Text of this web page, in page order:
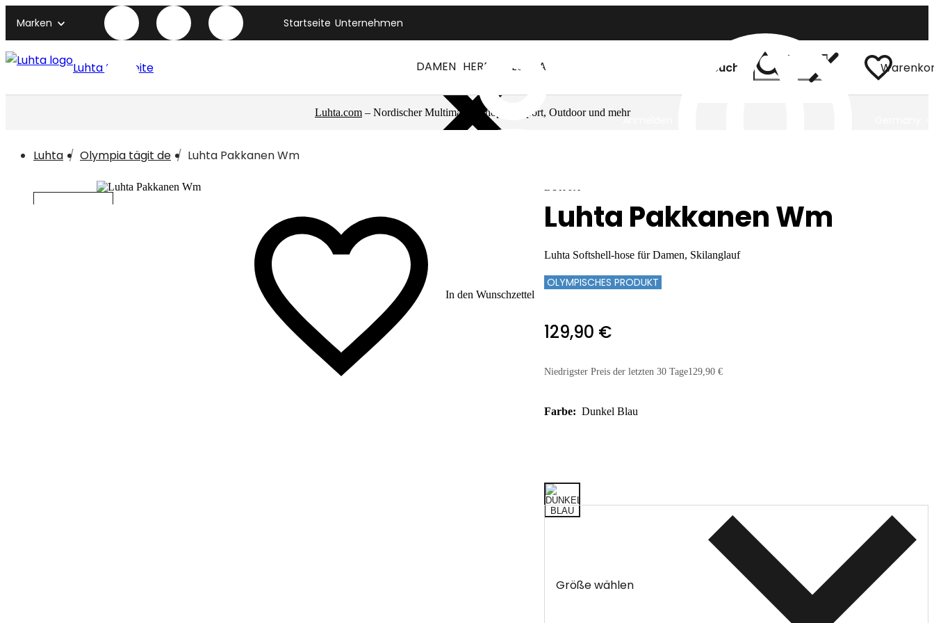
Marken Startseite Unternehmen
Anmelden
Luhta titelseite DAMEN HERREN LUHTA Suchen
Luhta.com – Nordischer Multimarkenshop für Sport, Outdoor und mehr
Luhta Olympia tägit de Luhta Pakkanen Wm
In den Wunschzettel
LUHTA
Luhta Pakkanen Wm
Luhta Softshell-hose für Damen, Skilanglauf
OLYMPISCHES PRODUKT
129,90 €
Niedrigster Preis der letzten 30 Tage129,90 €
Farbe: Dunkel Blau
Größe wählen